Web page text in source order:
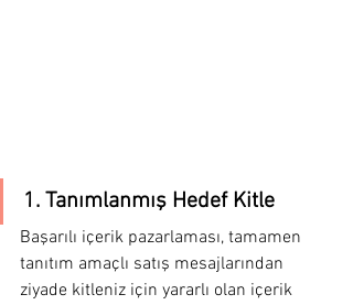
1. Tanımlanmış Hedef Kitle
Başarılı içerik pazarlaması, tamamen
tanıtım amaçlı satış mesajlarından
ziyade kitleniz için yararlı olan içerik